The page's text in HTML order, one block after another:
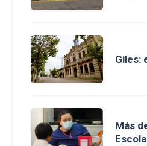
Giles:
Más